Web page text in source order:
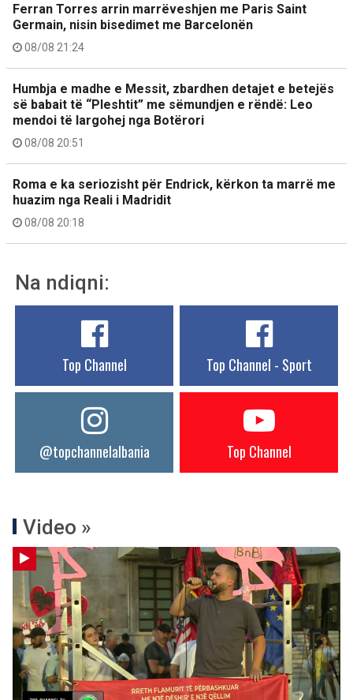
Ferran Torres arrin marrëveshjen me Paris Saint
Germain, nisin bisedimet me Barcelonën
08/08 21:24
Humbja e madhe e Messit, zbardhen detajet e betejës
së babait të “Pleshtit” me sëmundjen e rëndë: Leo
mendoi të largohej nga Botërori
08/08 20:51
Roma e ka seriozisht për Endrick, kërkon ta marrë me
huazim nga Reali i Madridit
08/08 20:18
Na ndiqni:
Top Channel Top Channel - Sport
@topchannelalbania Top Channel
Video »